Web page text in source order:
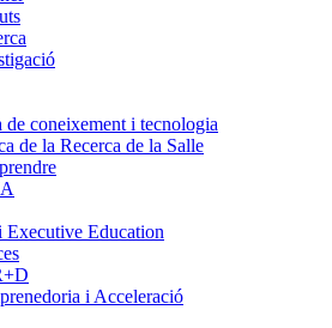
de coneixement i tecnologia
de la Recerca de la Salle
Executive Education
i Acceleració